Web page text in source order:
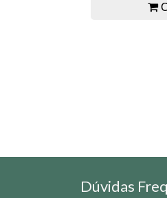
Dúvidas